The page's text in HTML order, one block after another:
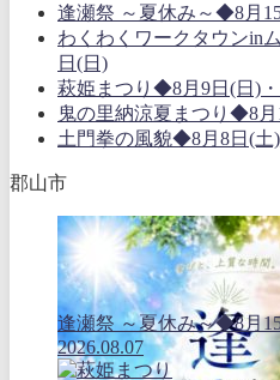
逢瀬祭 ～夏休み～◆8月
わくわくワークタウンin
日(日)
萩姫まつり◆8月9日(日)
鬼の里納涼夏まつり◆8月
土門拳の風貌◆8月8日(土
郡山市
逢瀬祭 ～夏休み～◆8月
2026.08.07